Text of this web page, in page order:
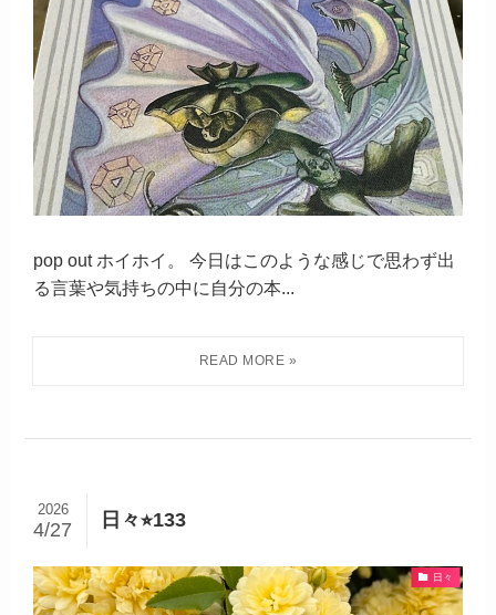
pop out ホイホイ。 今日はこのような感じで思わず出
る言葉や気持ちの中に自分の本...
日々⭐︎133
2026
4/27
日々